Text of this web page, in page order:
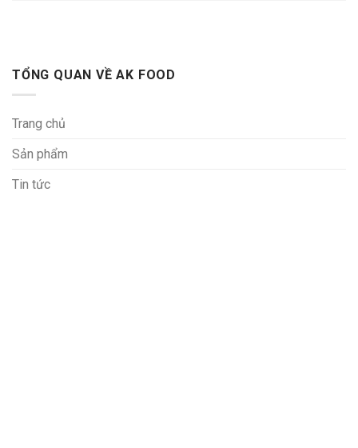
TỔNG QUAN VỀ AK FOOD
Trang chủ
Sản phẩm
Tin tức